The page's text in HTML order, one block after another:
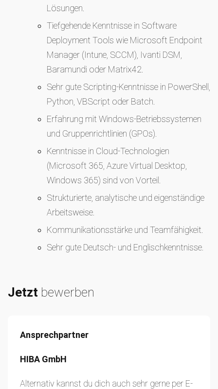
Lösungen.
Tiefgehende Kenntnisse in Software
Deployment Tools wie Microsoft Endpoint
Manager (Intune, SCCM), Ivanti DSM,
Baramundi oder Matrix42.
Sehr gute Scripting-Kenntnisse in PowerShell,
Python, VBScript oder Batch.
Erfahrung mit Windows-Betriebssystemen
und Gruppenrichtlinien (GPOs).
Kenntnisse in Cloud-Technologien
(Microsoft 365, Azure Virtual Desktop,
Windows 365) sind von Vorteil.
Strukturierte, analytische und eigenständige
Arbeitsweise.
Kommunikationsstärke und Teamfähigkeit.
Sehr gute Deutsch- und Englischkenntnisse.
Jetzt bewerben
Ansprechpartner
HIBA GmbH
Alternativ kannst du dich auch sehr gerne per E-